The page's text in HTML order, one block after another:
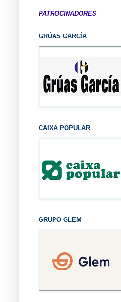
PATROCINADORES
GRÚAS GARCÍA
CAIXA POPULAR
GRUPO GLEM